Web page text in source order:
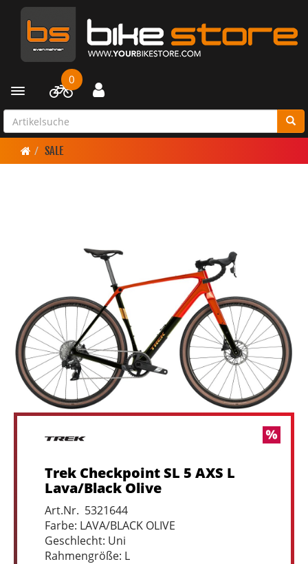
Toggle navigation
0
SALE
Trek Checkpoint SL 5 AXS L
Lava/Black Olive
Art.Nr. 5321644
Farbe: LAVA/BLACK OLIVE
Geschlecht: Uni
Rahmengröße: L